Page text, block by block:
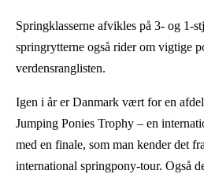
Springklasserne afvikles på 3- og 1-
springrytterne også rider om vigtige
verdensranglisten.
Igen i år er Danmark vært for en
Jumping Ponies Trophy – en
med en finale, som man kender det
international springpony-tour. Også